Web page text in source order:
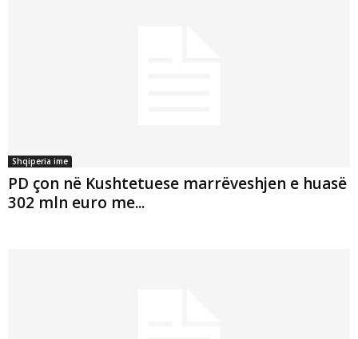
Shqiperia ime
PD çon në Kushtetuese marrëveshjen e huasë
302 mln euro me...